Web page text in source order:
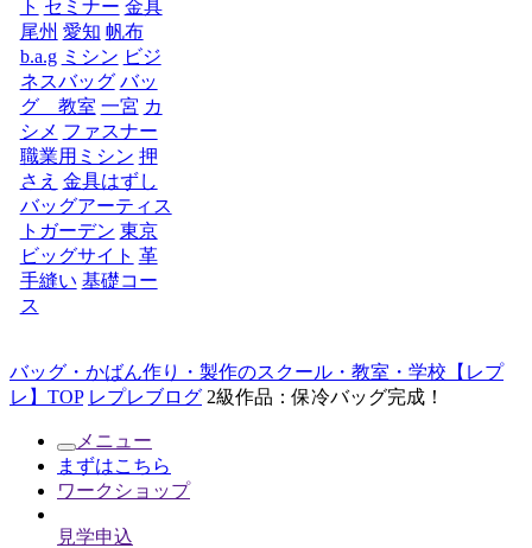
ト セミナー 金具
尾州 愛知 帆布
b.a.g ミシン ビジ
ネスバッグ バッ
グ 教室 一宮 カ
シメ ファスナー
職業用ミシン 押
さえ 金具はずし
バッグアーティス
トガーデン 東京
ビッグサイト 革
手縫い 基礎コー
ス
バッグ・かばん作り・製作のスクール・教室・学校【レプ
レ】TOP レプレブログ 2級作品：保冷バッグ完成！
メニュー
まずはこちら
ワークショップ
見学申込